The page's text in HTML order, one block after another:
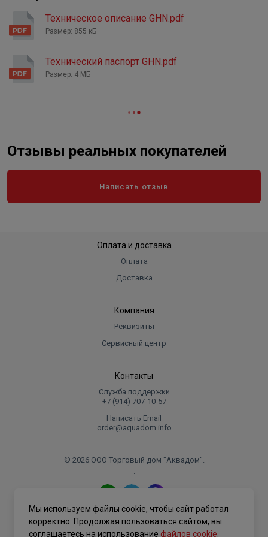
Регулирование
Класс защиты IP 44
Ширина в упаковке, см. 14.000
Высота в упаковке, см.
Техническое описание GHN.pdf
Размер: 855 кБ
Технический паспорт GHN.pdf
Размер: 4 МБ
Отзывы реальных покупателей
Написать отзыв
Оплата и доставка
Оплата
Доставка
Компания
Реквизиты
Сервисный центр
Контакты
Служба поддержки
+7 (914) 707‑10‑57
Написать Email
order@aquadom.info
© 2026 ООО Торговый дом "Аквадом".
.
Политика конфиденциальности
Мы используем файлы cookie, чтобы сайт работал
корректно. Продолжая пользоваться сайтом, вы
соглашаетесь на использование файлов cookie